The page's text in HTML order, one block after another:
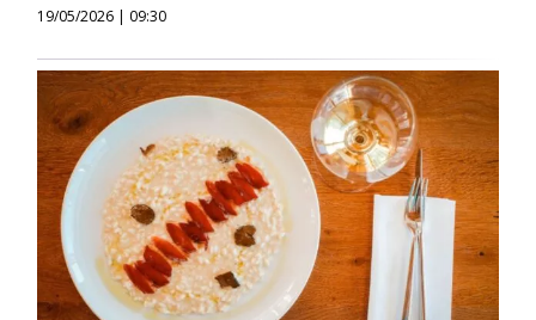
19/05/2026 | 09:30